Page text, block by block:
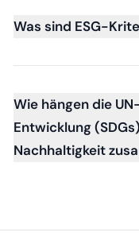
Was sind ESG-
Wie hängen die
Entwicklung
Nachhaltigkeit